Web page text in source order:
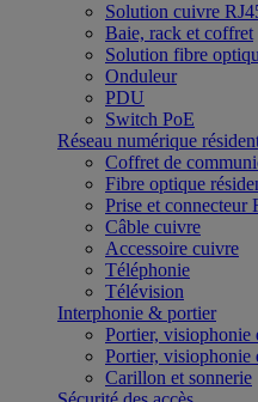
Solution cuivre
Baie, rack et coffret
Solution fibre
Onduleur
PDU
Switch PoE
Réseau numérique
Coffret de
Fibre optique
Prise et connecteur
Câble cuivre
Accessoire cuivre
Téléphonie
Télévision
Interphonie & portier
Portier,
Portier,
Carillon et sonnerie